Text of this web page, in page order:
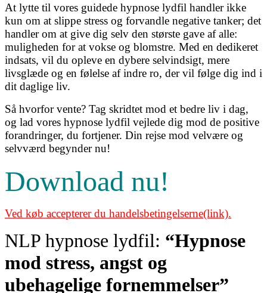
At lytte til vores guidede hypnose lydfil handler ikke
kun om at slippe stress og forvandle negative tanker; det
handler om at give dig selv den største gave af alle:
muligheden for at vokse og blomstre. Med en dedikeret
indsats, vil du opleve en dybere selvindsigt, mere
livsglæde og en følelse af indre ro, der vil følge dig ind i
dit daglige liv.
Så hvorfor vente? Tag skridtet mod et bedre liv i dag,
og lad vores hypnose lydfil vejlede dig mod de positive
forandringer, du fortjener. Din rejse mod velvære og
selvværd begynder nu!
Download nu!
Ved køb accepterer du handelsbetingelserne(link).
NLP hypnose lydfil: “Hypnose
mod stress, angst og
ubehagelige fornemmelser”